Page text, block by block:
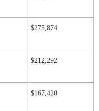
$275,874
$212,292
$167,420